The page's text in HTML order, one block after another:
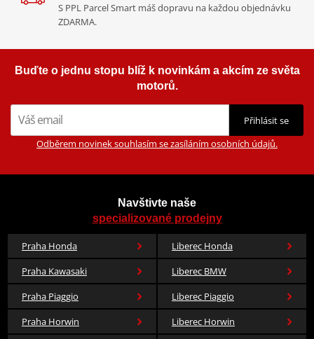
S PPL Parcel Smart máš dopravu na každou objednávku
ZDARMA.
Buďte o jednu stopu blíž k novinkám a akcím ze světa
motorů.
Přihlásit se
Odběrem novinek souhlasím se zasíláním osobních údajů.
Navštivte naše
specializované prodejny
Praha Honda
Liberec Honda
Praha Kawasaki
Liberec BMW
Praha Piaggio
Liberec Piaggio
Praha Horwin
Liberec Horwin